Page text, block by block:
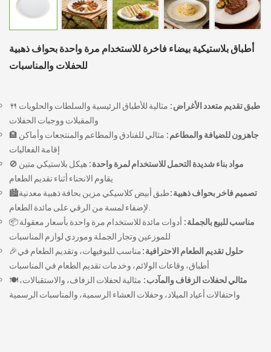
أطباق بلاستيكية بيضاء فاخرة للاستخدام مرة واحدة بحواف ذهبية
للحفلات والمناسبات
🍴 طبق تقديم متعدد الأغراض: مثالية للأطباق الرئيسية والسلطات والحلويات
والمقبلات ووجبات الحفلات
🏨
جاهزون للضيافة والمطاعم: مثالي للفنادق والمطاعم والمنتجعات وأماكن
إقامة الفعاليات
🚫
مواد بناء شديدة التحمل للاستخدام لمرة واحدة: هيكل بلاستيكي متين
يقاوم الانحناء أثناء تقديم الطعام
🏙️
تصميم فاخر بحواف ذهبية:طبق أبيض كلاسيكي مزين بحافة ذهبية معدنية
📦
مناسب للبيع بالجملة: أدوات مائدة للاستخدام مرة واحدة بأسعار معقولة
للموزعين وتجار الجملة وموردي لوازم المناسبات
🎉
حلول تقديم الطعام الاحترافية:مناسب للبوفيهات، وتقديم الطعام في
أطباق، وقاعات الولائم، وخدمات تقديم الطعام في المناسبات
🍽️
مثالي لحفلات الزفاف والمآدب: مثالية لحفلات الزفاف، والاستقبالات،
واحتفالات أعياد الميلاد، وحفلات العشاء الرسمية، والمناسبات الرسمية